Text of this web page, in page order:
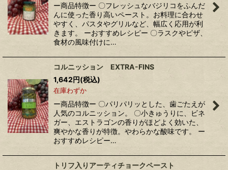
ー商品特徴ー 〇フレッシュなバジリコをふんだ
んに使った香り高いペースト。お料理に合わせ
やすく、パスタやグリルなど、幅広く応用が利
きます。 ーおすすめレシピー 〇ラスクやピザ、
食材の風味付けに…
コルニッション EXTRA-FINS
1,642円(税込)
在庫わずか
ー商品特徴ー 〇パリパリッとした、歯ごたえが
人気のコルニッション。 〇小きゅうりに、ビネ
ガー、エストラゴンの香りがほどよく効いた、
爽やかな香りが特徴。やわらかな酸味です。 ー
おすすめレシピー…
トリフ入りアーティチョークペースト